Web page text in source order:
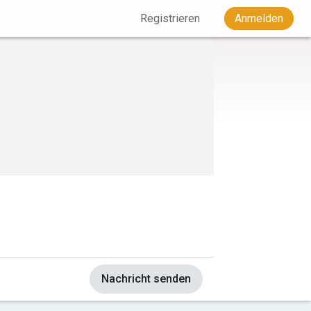
Registrieren Anmelden
Nachricht senden